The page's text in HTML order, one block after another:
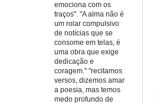
emociona com os
traços". "A alma não é
um rolar compulsivo
de notícias que se
consome em telas, é
uma obra que exige
dedicação e
coragem." "recitamos
versos, dizemos amar
a poesia, mas temos
medo profundo de